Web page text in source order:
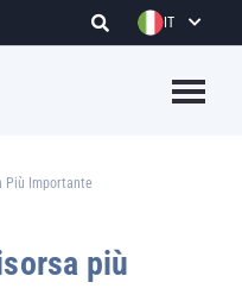
IT
Più Importante
più